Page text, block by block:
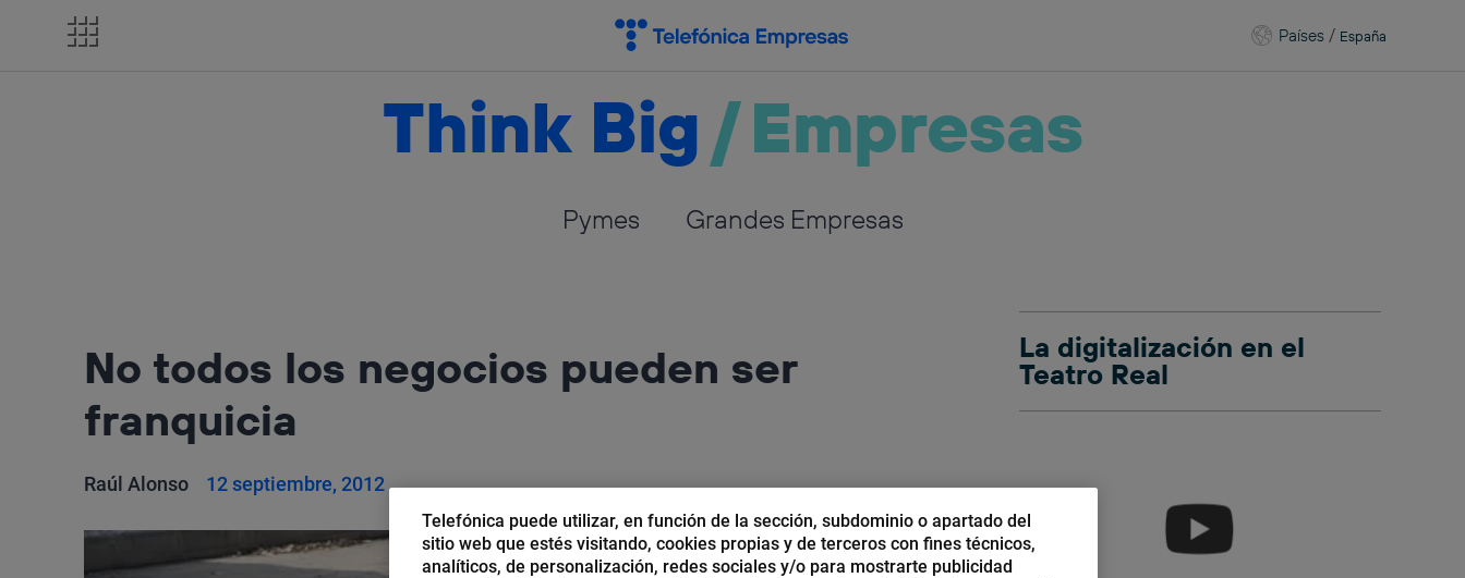
Países / España
Think Big/Empresas
Pymes Grandes Empresas
No todos los negocios pueden ser
franquicia
Raúl Alonso 12 septiembre, 2012
La digitalización en el
Teatro Real
Telefónica puede utilizar, en función de la sección, subdominio o apartado del
sitio web que estés visitando, cookies propias y de terceros con fines técnicos,
analíticos, de personalización, redes sociales y/o para mostrarte publicidad